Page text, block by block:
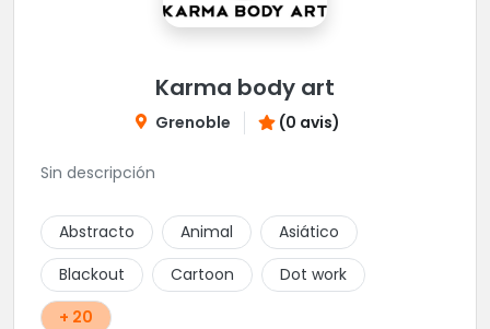
Karma body art
Grenoble (0 avis)
Sin descripción
Abstracto Animal
Asiático
Blackout
Cartoon
Dot work
+ 20